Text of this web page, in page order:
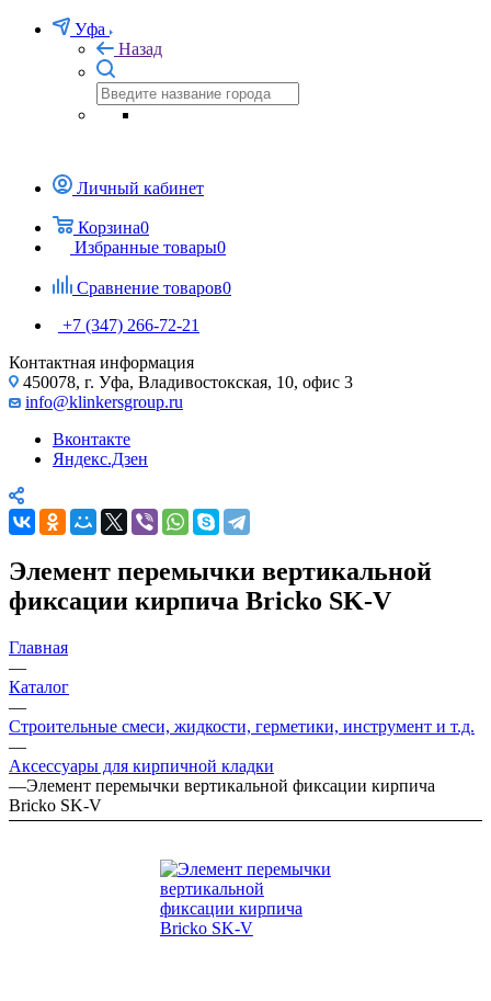
Уфа
Назад
Личный кабинет
Корзина0
Избранные товары0
Сравнение товаров0
+7 (347) 266-72-21
Контактная информация
450078, г. Уфа, Владивостокская, 10, офис 3
info@klinkersgroup.ru
Вконтакте
Яндекс.Дзен
Элемент перемычки вертикальной
фиксации кирпича Bricko SK-V
Главная
—
Каталог
—
Строительные смеси, жидкости, герметики, инструмент и т.д.
—
Аксессуары для кирпичной кладки
—Элемент перемычки вертикальной фиксации кирпича
Bricko SK-V